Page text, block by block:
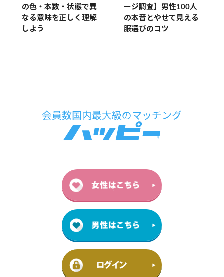
の色・本数・状態で異
なる意味を正しく理解
しよう
ージ調査】男性100人
の本音とやせて見える
服選びのコツ